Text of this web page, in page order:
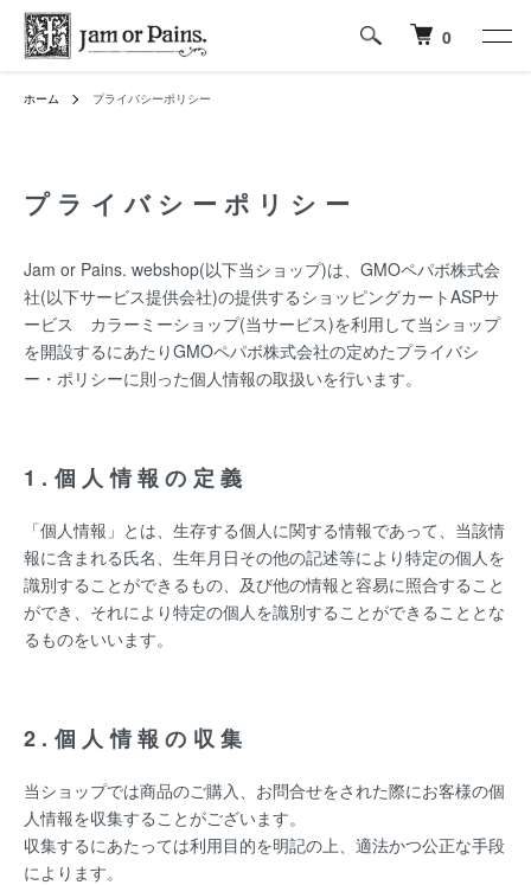
0
ホーム プライバシーポリシー
プライバシーポリシー
Jam or Pains. webshop(以下当ショップ)は、 GMOペパボ株式会
社(以下サービス提供会社)の提供するショッピングカートASPサ
ービス カラーミーショップ(当サービス)を利用して当ショップ
を開設するにあたりGMOペパボ株式会社の定めたプライバシ
ー・ポリシーに則った個人情報の取扱いを行います。
1.個人情報の定義
「個人情報」とは、生存する個人に関する情報であって、当該情
報に含まれる氏名、生年月日その他の記述等により特定の個人を
識別することができるもの、及び他の情報と容易に照合すること
ができ、それにより特定の個人を識別することができることとな
るものをいいます。
2.個人情報の収集
当ショップでは商品のご購入、お問合せをされた際にお客様の個
人情報を収集することがございます。
収集するにあたっては利用目的を明記の上、適法かつ公正な手段
によります。